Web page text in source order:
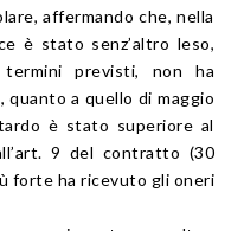
affermando che, nella
è stato senz’altro leso,
previsti, non ha
a quello di maggio
è stato superiore al
9 del contratto (30
forte ha ricevuto gli oneri